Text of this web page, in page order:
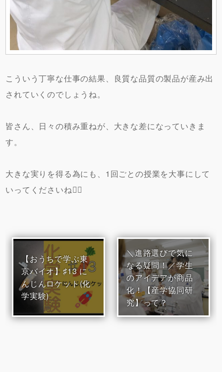
こういう丁寧な仕事の結果、良質な品質の製品が産み出
されていくのでしょうね。
皆さん、日々の積み重ねが、大きな差になっていきま
す。
大きな実りを得る為にも、1回ごとの授業を大事にして
いってくださいね✍🏽
【おうちで学ぶ東
京バイオ】♯13 に
んじんロケット(化
学実験)
＼進路選びで気に
なる疑問！／学生
のアイデアが商品
化！【産学協同研
究】って？